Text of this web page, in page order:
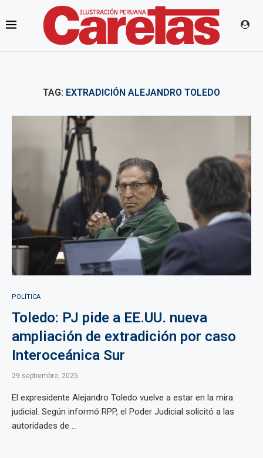
TAG: EXTRADICIÓN ALEJANDRO TOLEDO
POLÍTICA
Toledo: PJ pide a EE.UU. nueva
ampliación de extradición por caso
Interoceánica Sur
29 septiembre, 2025
El expresidente Alejandro Toledo vuelve a estar en la mira
judicial. Según informó RPP, el Poder Judicial solicitó a las
autoridades de ...